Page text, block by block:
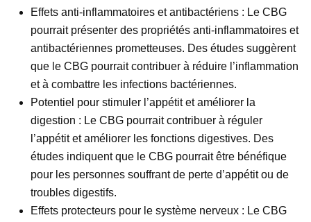
Effets anti-inflammatoires et antibactériens : Le CBG
pourrait présenter des propriétés anti-inflammatoires et
antibactériennes prometteuses. Des études suggèrent
que le CBG pourrait contribuer à réduire l’inflammation
et à combattre les infections bactériennes.
Potentiel pour stimuler l’appétit et améliorer la
digestion : Le CBG pourrait contribuer à réguler
l’appétit et améliorer les fonctions digestives. Des
études indiquent que le CBG pourrait être bénéfique
pour les personnes souffrant de perte d’appétit ou de
troubles digestifs.
Effets protecteurs pour le système nerveux : Le CBG